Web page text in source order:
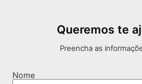
Queremos te
Preencha as
Nome